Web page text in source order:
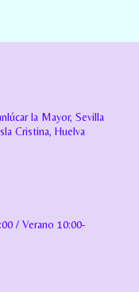
la Mayor, Sevilla
Cristina, Huelva
/ Verano 10:00-